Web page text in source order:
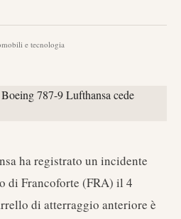
e tecnologia
ha registrato un incidente
di Francoforte (FRA) il 4
di atterraggio anteriore è